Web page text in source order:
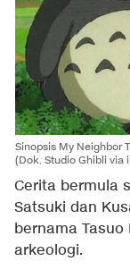
Sinopsis My Neighbor
(Dok. Studio Ghibli via
Cerita bermula
Satsuki dan
bernama
arkeologi.